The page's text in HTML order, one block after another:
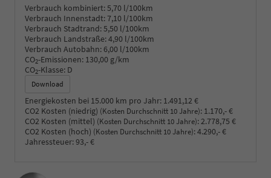
Verbrauch kombiniert:5,70 l/100km
Verbrauch Innenstadt:7,10 l/100km
Verbrauch Stadtrand:5,50 l/100km
Verbrauch Landstraße:4,90 l/100km
Verbrauch Autobahn: 6,00 l/100km
CO2-Emissionen: 130,00 g/km
CO2-Klasse: D
Download
Energiekosten bei 15.000 km pro Jahr: 1.491,12 €
CO2 Kosten (niedrig) (Kosten Durchschnitt 10 Jahre): 1.170,- €
CO2 Kosten (mittel) (Kosten Durchschnitt 10 Jahre): 2.778,75 €
CO2 Kosten (hoch) (Kosten Durchschnitt 10 Jahre):4.290,- €
Jahressteuer:93,- €